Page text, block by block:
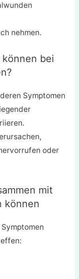
nehmen.
bei
Symptomen
oder
mit
können